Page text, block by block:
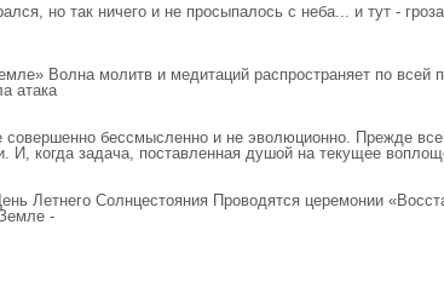
но так ничего и не просыпалось с неба... и тут -
Волна молитв и медитаций распространяет по
атака
бессмысленно и не эволюционно. Прежде
И, когда задача, поставленная душой на текущее
Летнего Солнцестояния Проводятся церемонии
-